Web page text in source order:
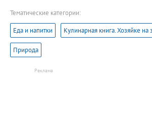
Тематические категории:
Еда и напитки Кулинарная книга. Хозяйке на
Природа